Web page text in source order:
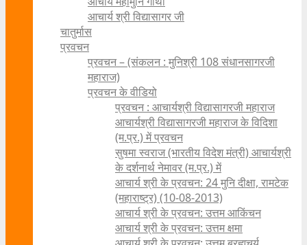
आचार्य श्री विद्यासागर जी
चातुर्मास
प्रवचन
प्रवचन – (संकलन : मुनिश्री 108 संधानसागरजी
महाराज)
प्रवचन के वीडियो
प्रवचन : आचार्यश्री ‍विद्यासागरजी महाराज
आचार्यश्री विद्यासागरजी महाराज के विदिशा
(म.प्र.) में प्रवचन
सुषमा स्वराज (भारतीय विदेश मंत्री) आचार्यश्री
के दर्शनार्थ नेमावर (म.प्र.) में
आचार्य श्री के प्रवचन: 24 मुनि दीक्षा, रामटेक
(महाराष्ट्र) (10-08-2013)
आचार्य श्री के प्रवचन: उत्तम आकिंचन
आचार्य श्री के प्रवचन: उत्तम क्षमा